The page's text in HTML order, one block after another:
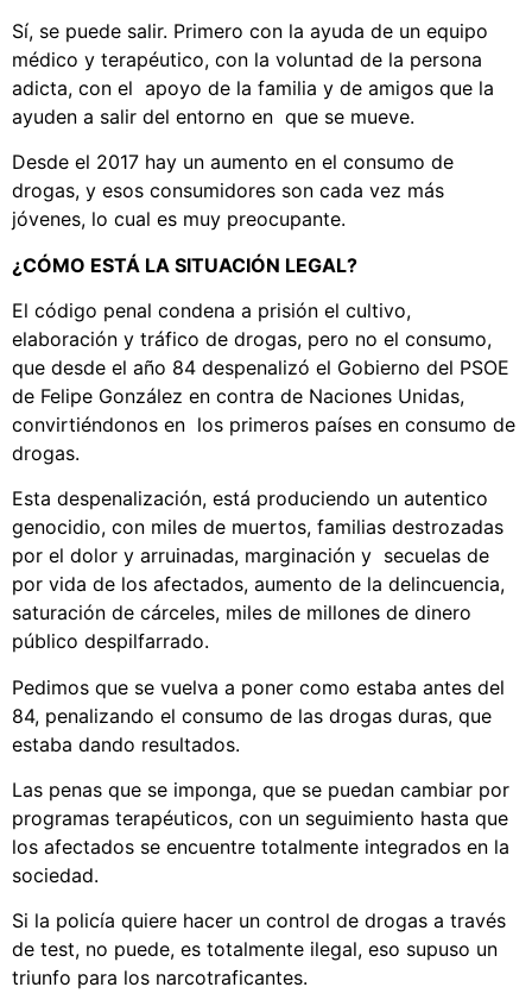
Sí, se puede salir. Primero con la ayuda de un equipo
médico y terapéutico, con la voluntad de la persona
adicta, con el apoyo de la familia y de amigos que la
ayuden a salir del entorno en que se mueve.
Desde el 2017 hay un aumento en el consumo de
drogas, y esos consumidores son cada vez más
jóvenes, lo cual es muy preocupante.
¿CÓMO ESTÁ LA SITUACIÓN LEGAL?
El código penal condena a prisión el cultivo,
elaboración y tráfico de drogas, pero no el consumo,
que desde el año 84 despenalizó el Gobierno del PSOE
de Felipe González en contra de Naciones Unidas,
convirtiéndonos en los primeros países en consumo de
drogas.
Esta despenalización, está produciendo un autentico
genocidio, con miles de muertos, familias destrozadas
por el dolor y arruinadas, marginación y secuelas de
por vida de los afectados, aumento de la delincuencia,
saturación de cárceles, miles de millones de dinero
público despilfarrado.
Pedimos que se vuelva a poner como estaba antes del
84, penalizando el consumo de las drogas duras, que
estaba dando resultados.
Las penas que se imponga, que se puedan cambiar por
programas terapéuticos, con un seguimiento hasta que
los afectados se encuentre totalmente integrados en la
sociedad.
Si la policía quiere hacer un control de drogas a través
de test, no puede, es totalmente ilegal, eso supuso un
triunfo para los narcotraficantes.